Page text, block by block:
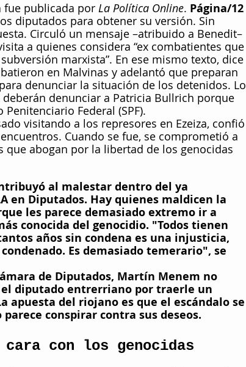
fue publicada por La Política Online. Página/12
diputados para obtener su versión. Sin
Circuló un mensaje –atribuido a Benedit–
a quienes considera “ex combatientes que
marxista”. En ese mismo texto, dice
en Malvinas y adelantó que preparan
denunciar la situación de los detenidos. Lo
denunciar a Patricia Bullrich porque
Federal (SPF).
visitando a los represores en Ezeiza, confió
Cuando se fue, se comprometió a
abogan por la libertad de los genocidas
al malestar dentro del ya
en Diputados. Hay quienes maldicen la
les parece demasiado extremo ir a
conocida del genocidio. "Todos tienen
años sin condena es una injusticia,
Es demasiado temerario", se
de Diputados, Martín Menem no
diputado entrerriano por traerle un
apuesta del riojano es que el escándalo se
conspirar contra sus deseos.
cara con los genocidas